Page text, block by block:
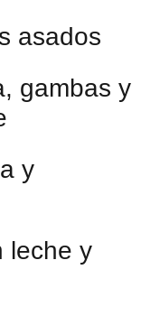
asados
gambas y
y
leche y